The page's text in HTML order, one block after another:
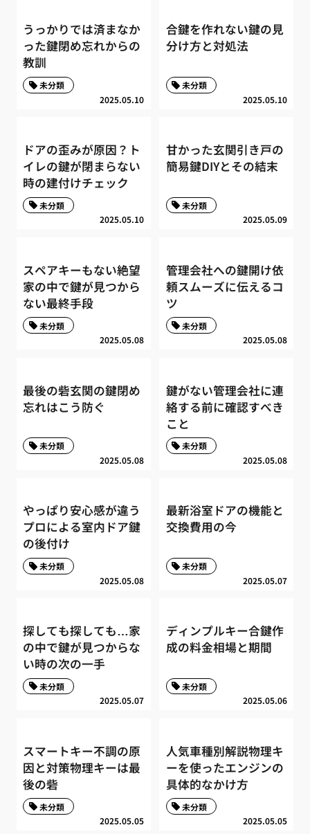
うっかりでは済まなか
った鍵閉め忘れからの
教訓
2025.05.10
未分類
合鍵を作れない鍵の見
分け方と対処法
2025.05.10
未分類
ドアの歪みが原因？ト
イレの鍵が閉まらない
時の建付けチェック
2025.05.10
未分類
甘かった玄関引き戸の
簡易鍵DIYとその結末
2025.05.09
未分類
スペアキーもない絶望
家の中で鍵が見つから
ない最終手段
2025.05.08
未分類
管理会社への鍵開け依
頼スムーズに伝えるコ
ツ
2025.05.08
未分類
最後の砦玄関の鍵閉め
忘れはこう防ぐ
2025.05.08
未分類
鍵がない管理会社に連
絡する前に確認すべき
こと
2025.05.08
未分類
やっぱり安心感が違う
プロによる室内ドア鍵
の後付け
2025.05.08
未分類
最新浴室ドアの機能と
交換費用の今
2025.05.07
未分類
探しても探しても…家
の中で鍵が見つからな
い時の次の一手
2025.05.07
未分類
ディンプルキー合鍵作
成の料金相場と期間
2025.05.06
未分類
スマートキー不調の原
因と対策物理キーは最
後の砦
2025.05.05
未分類
人気車種別解説物理キ
ーを使ったエンジンの
具体的なかけ方
2025.05.05
未分類